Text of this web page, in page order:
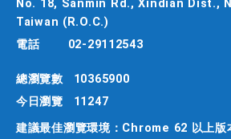
No. 18, Sanmin Rd., Xindian Dist.,
Taiwan (R.O.C.)
電話
02-29112543
總瀏覽數
10365900
今日瀏覽
11247
建議最佳瀏覽環境：Chrome 62 以上